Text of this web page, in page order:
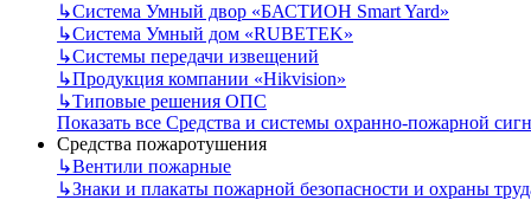
↳Система Умный двор «БАСТИОН Smart Yard»
↳Система Умный дом «RUBETEK»
↳Системы передачи извещений
↳Продукция компании «Hikvision»
↳Типовые решения ОПС
Показать все Средства и системы охранно-пожарной
Средства пожаротушения
↳Вентили пожарные
↳Знаки и плакаты пожарной безопасности и охраны